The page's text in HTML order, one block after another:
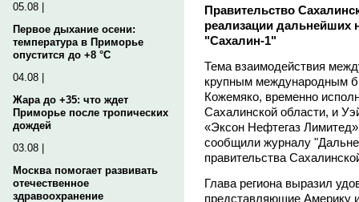
05.08 |
Первое дыхание осени:
температура в Приморье
опустится до +8 °C
04.08 |
Жара до +35: что ждет
Приморье после тропических
дождей
03.08 |
Москва помогает развивать
отечественное
здравоохранение
Правительство
реализации дальнейших
"Сахалин-1"
Тема взаимодействия
крупным международным
Кожемяко, временно
Сахалинской области, и
«Эксон Нефтегаз
сообщили журналу
правительства
Глава региона выразил
представляющие Америку